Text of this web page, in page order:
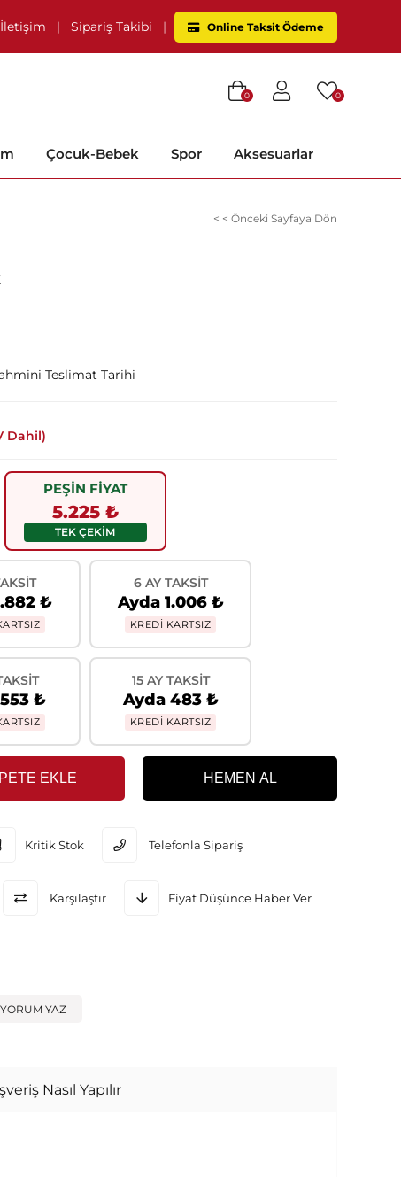
İletişim | Sipariş Takibi | Online Taksit Ödeme
0
0
Çocuk-Bebek Spor Aksesuarlar
< < Önceki Sayfaya Dön
Teslimat Tarihi
Dahil)
PEŞİN FİYAT
5.225 ₺
TEK ÇEKİM
₺
6 AY TAKSIT
Ayda 1.006 ₺
KREDİ KARTSIZ
₺
15 AY TAKSIT
Ayda 483 ₺
KREDİ KARTSIZ
Kritik Stok Telefonla Sipariş
Karşılaştır Fiyat Düşünce Haber Ver
YORUM YAZ
Nasıl Yapılır